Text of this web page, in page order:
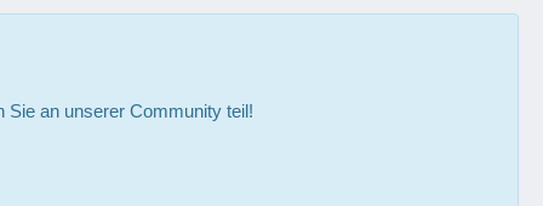
Sie an unserer Community teil!